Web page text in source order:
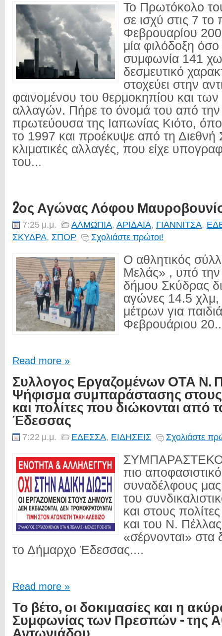
Το Πρωτόκολο
σε ισχύ στις 7
Φεβρουαρίου
μία φιλόδοξη
συμφωνία 141
δεσμευτικό
στοχεύει στην
φαινομένου του θερμοκηπίου και των
αλλαγών. Πήρε το όνομά του από την
πρωτεύουσα της Ιαπωνίας Κιότο,
το 1997 και προέκυψε από τη Διεθνή
κλιματικές αλλαγές, που είχε
του...
2ος Αγώνας Λόφου
7:25 μ.μ. ΑΛΜΩΠΙΑ, ΑΡΙΔΑΙΑ, ΓΙΑΝΝΙΤΣΑ,
ΣΚΥΔΡΑ, ΣΠΟΡ Σχολιάστε πρώτοι!
Ο αθλητικός
Μελάς» , υπό την
δήμου Σκύδρας
αγώνες 14.5 χλμ,
μέτρων για
Φεβρουάριου
Read more »
Συλλογος Εργαζομένων ΟΤΑ Ν.
Ψήφισμα συμπαράστασης
και πολίτες που διώκονται από
Έδεσσας
7:22 μ.μ. ΕΔΕΣΣΑ, ΕΙΔΗΣΕΙΣ Σχολιάστε
πιο
συναδέλφους
του
και στους
και του Ν.
«σέρνονται» στα
το Δήμαρχο Έδεσσας....
Read more »
Το βέτο, οι δοκιμασίες και η
Συμφωνίας των Πρεσπών - της
Αντωνιάδου